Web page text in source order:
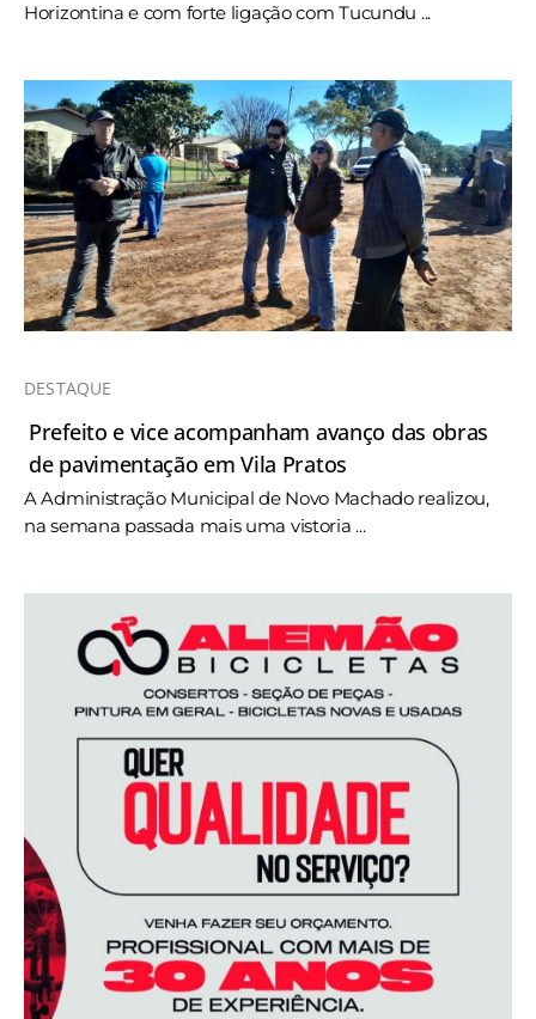
Horizontina e com forte ligação com Tucundu ...
DESTAQUE
Prefeito e vice acompanham avanço das obras
de pavimentação em Vila Pratos
A Administração Municipal de Novo Machado realizou,
na semana passada mais uma vistoria ...